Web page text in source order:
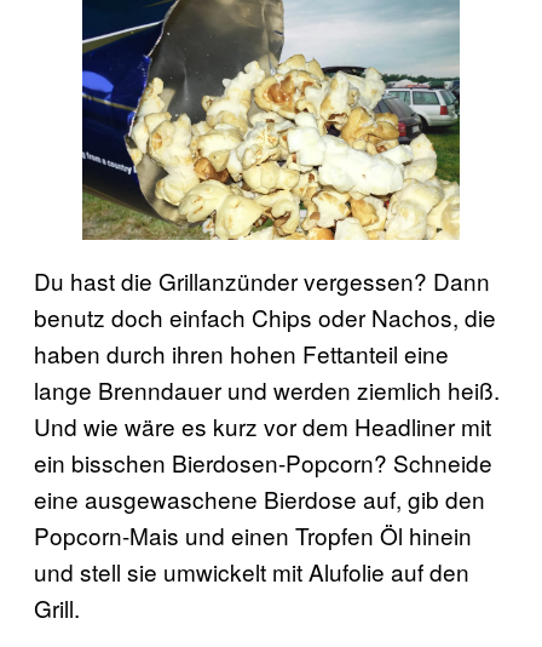
Du hast die Grillanzünder vergessen? Dann
benutz doch einfach Chips oder Nachos, die
haben durch ihren hohen Fettanteil eine
lange Brenndauer und werden ziemlich heiß.
Und wie wäre es kurz vor dem Headliner mit
ein bisschen Bierdosen-Popcorn? Schneide
eine ausgewaschene Bierdose auf, gib den
Popcorn-Mais und einen Tropfen Öl hinein
und stell sie umwickelt mit Alufolie auf den
Grill.